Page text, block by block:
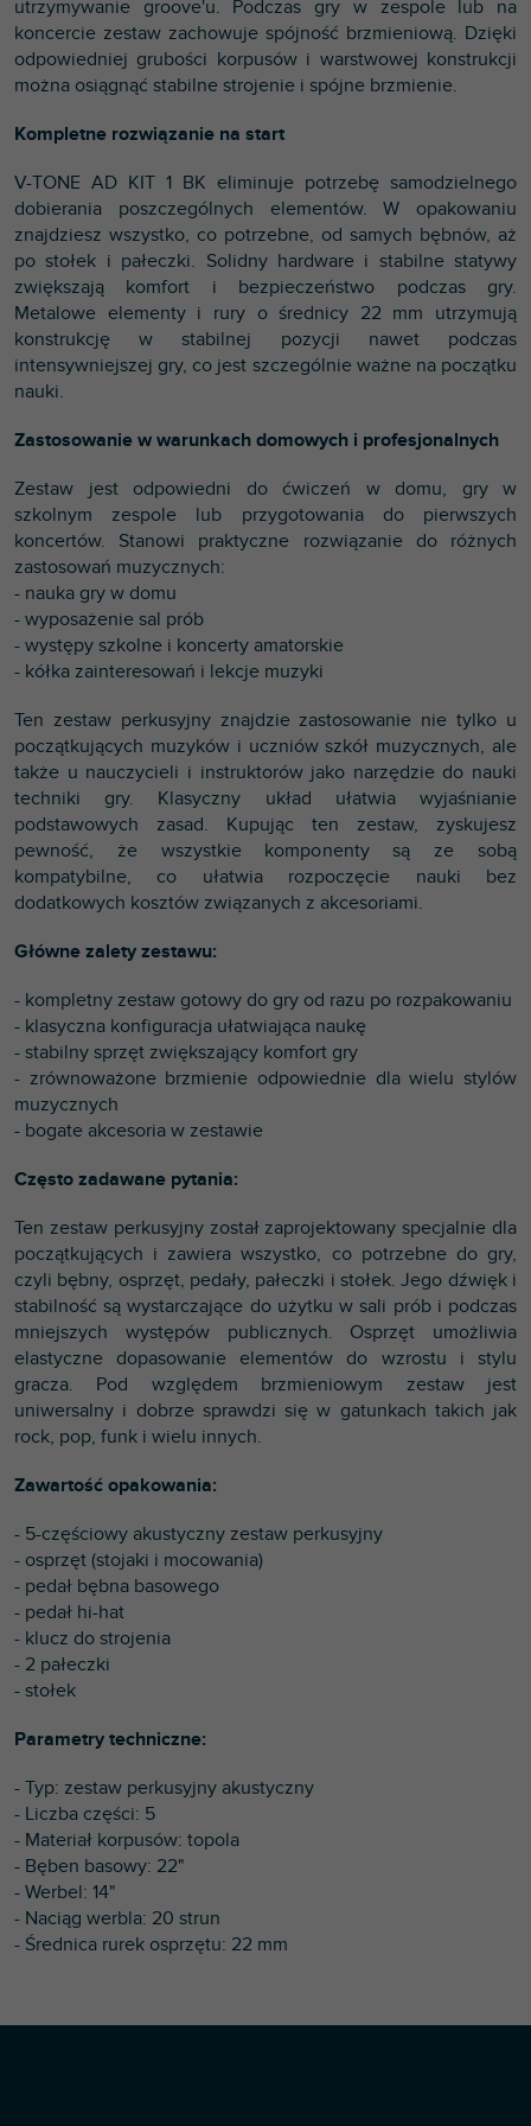
utrzymywanie groove'u. Podczas gry w zespole lub na
koncercie zestaw zachowuje spójność brzmieniową. Dzięki
odpowiedniej grubości korpusów i warstwowej konstrukcji
można osiągnąć stabilne strojenie i spójne brzmienie.
Kompletne rozwiązanie na start
V-TONE AD KIT 1 BK eliminuje potrzebę samodzielnego
dobierania poszczególnych elementów. W opakowaniu
znajdziesz wszystko, co potrzebne, od samych bębnów, aż
po stołek i pałeczki. Solidny hardware i stabilne statywy
zwiększają komfort i bezpieczeństwo podczas gry.
Metalowe elementy i rury o średnicy 22 mm utrzymują
konstrukcję w stabilnej pozycji nawet podczas
intensywniejszej gry, co jest szczególnie ważne na początku
nauki.
Zastosowanie w warunkach domowych i profesjonalnych
Zestaw jest odpowiedni do ćwiczeń w domu, gry w
szkolnym zespole lub przygotowania do pierwszych
koncertów. Stanowi praktyczne rozwiązanie do różnych
zastosowań muzycznych:
- nauka gry w domu
- wyposażenie sal prób
- występy szkolne i koncerty amatorskie
- kółka zainteresowań i lekcje muzyki
Ten zestaw perkusyjny znajdzie zastosowanie nie tylko u
początkujących muzyków i uczniów szkół muzycznych, ale
także u nauczycieli i instruktorów jako narzędzie do nauki
techniki gry. Klasyczny układ ułatwia wyjaśnianie
podstawowych zasad. Kupując ten zestaw, zyskujesz
pewność, że wszystkie komponenty są ze sobą
kompatybilne, co ułatwia rozpoczęcie nauki bez
dodatkowych kosztów związanych z akcesoriami.
Główne zalety zestawu:
- kompletny zestaw gotowy do gry od razu po rozpakowaniu
- klasyczna konfiguracja ułatwiająca naukę
- stabilny sprzęt zwiększający komfort gry
- zrównoważone brzmienie odpowiednie dla wielu stylów
muzycznych
- bogate akcesoria w zestawie
Często zadawane pytania:
Ten zestaw perkusyjny został zaprojektowany specjalnie dla
początkujących i zawiera wszystko, co potrzebne do gry,
czyli bębny, osprzęt, pedały, pałeczki i stołek. Jego dźwięk i
stabilność są wystarczające do użytku w sali prób i podczas
mniejszych występów publicznych. Osprzęt umożliwia
elastyczne dopasowanie elementów do wzrostu i stylu
gracza. Pod względem brzmieniowym zestaw jest
uniwersalny i dobrze sprawdzi się w gatunkach takich jak
rock, pop, funk i wielu innych.
Zawartość opakowania:
- 5-częściowy akustyczny zestaw perkusyjny
- osprzęt (stojaki i mocowania)
- pedał bębna basowego
- pedał hi-hat
- klucz do strojenia
- 2 pałeczki
- stołek
Parametry techniczne:
- Typ: zestaw perkusyjny akustyczny
- Liczba części: 5
- Materiał korpusów: topola
- Bęben basowy: 22"
- Werbel: 14"
- Naciąg werbla: 20 strun
- Średnica rurek osprzętu: 22 mm